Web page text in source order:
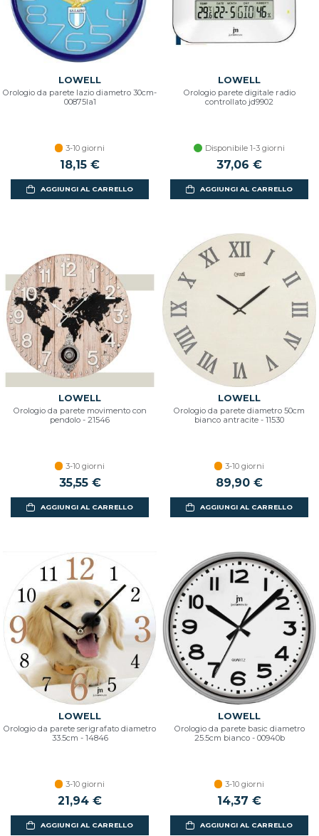
LOWELL
Orologio da parete lazio diametro 30cm-
00875la1
3-10 giorni
18,15 €
AGGIUNGI AL CARRELLO
LOWELL
Orologio parete digitale radio
controllato jd9902
Disponibile 1-3 giorni
37,06 €
AGGIUNGI AL CARRELLO
LOWELL
Orologio da parete movimento con
pendolo - 21546
3-10 giorni
35,55 €
AGGIUNGI AL CARRELLO
LOWELL
Orologio da parete diametro 50cm
bianco antracite - 11530
3-10 giorni
89,90 €
AGGIUNGI AL CARRELLO
LOWELL
Orologio da parete serigrafato diametro
33.5cm - 14846
3-10 giorni
21,94 €
AGGIUNGI AL CARRELLO
LOWELL
Orologio da parete basic diametro
25.5cm bianco - 00940b
3-10 giorni
14,37 €
AGGIUNGI AL CARRELLO